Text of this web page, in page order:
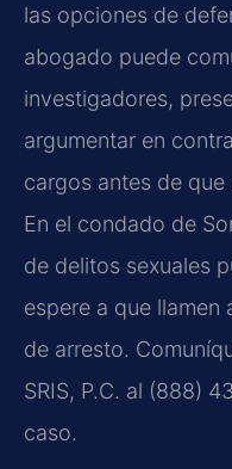
las opciones de
abogado puede
investigadores,
argumentar en
cargos antes de que
En el condado de
de delitos sexuales
espere a que llamen
de arresto.
SRIS, P.C. al (888)
caso.